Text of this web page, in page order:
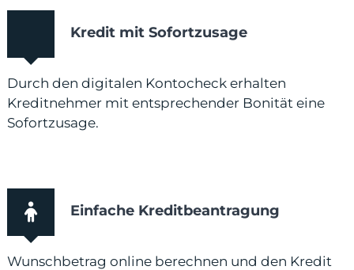
Kredit mit Sofortzusage
Durch den digitalen Kontocheck erhalten
Kreditnehmer mit entsprechender Bonität eine
Sofortzusage.
Einfache Kreditbeantragung
Wunschbetrag online berechnen und den Kredit